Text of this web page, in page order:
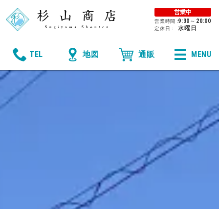
営業中
営業時間：9:30 ～ 20:00
定休日： 水曜日
MENU